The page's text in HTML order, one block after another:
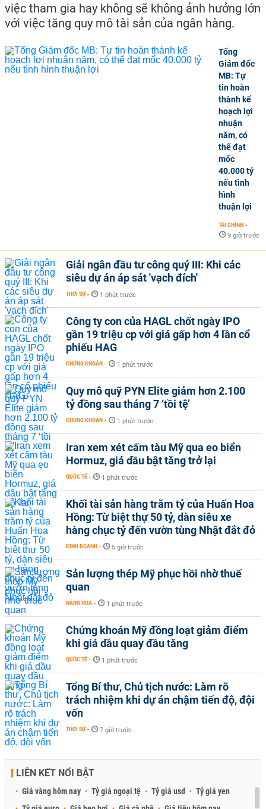
việc tham gia hay không sẽ không ảnh hưởng lớn
với việc tăng quy mô tài sản của ngân hàng.
Tổng
Giám đốc
MB: Tự
tin hoàn
thành kế
hoạch lợi
nhuận
năm, có
thể đạt
mốc
40.000 tỷ
nếu tình
hình
thuận lợi
TÀI CHÍNH -
9 giờ trước
Giải ngân đầu tư công quý III: Khi các
siêu dự án áp sát 'vạch đích'
THỜI SỰ - 1 phút trước
Công ty con của HAGL chốt ngày IPO
gần 19 triệu cp với giá gấp hơn 4 lần cổ
phiếu HAG
CHỨNG KHOÁN - 1 phút trước
Quy mô quỹ PYN Elite giảm hơn 2.100
tỷ đồng sau tháng 7 ‘tồi tệ’
CHỨNG KHOÁN - 1 phút trước
Iran xem xét cấm tàu Mỹ qua eo biển
Hormuz, giá dầu bật tăng trở lại
QUỐC TẾ - 1 phút trước
Khối tài sản hàng trăm tỷ của Huấn Hoa
Hồng: Từ biệt thự 50 tỷ, dàn siêu xe
hàng chục tỷ đến vườn tùng Nhật đắt đỏ
KINH DOANH - 5 giờ trước
Sản lượng thép Mỹ phục hồi nhờ thuế
quan
HÀNG HÓA - 1 phút trước
Chứng khoán Mỹ đồng loạt giảm điểm
khi giá dầu quay đầu tăng
QUỐC TẾ - 1 phút trước
Tổng Bí thư, Chủ tịch nước: Làm rõ
trách nhiệm khi dự án chậm tiến độ, đội
vốn
THỜI SỰ - 7 giờ trước
LIÊN KẾT NỔI BẬT
Giá vàng hôm nay Tỷ giá ngoại tệ Tỷ giá usd
Tỷ giá yen